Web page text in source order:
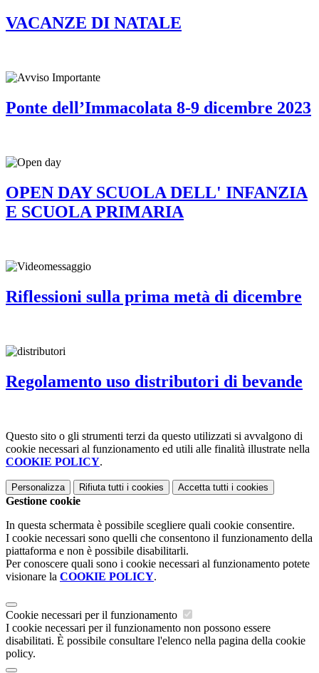
VACANZE DI NATALE
Ponte dell’Immacolata 8-9 dicembre 2023
OPEN DAY SCUOLA DELL' INFANZIA
E SCUOLA PRIMARIA
Riflessioni sulla prima metà di dicembre
Regolamento uso distributori di bevande
Questo sito o gli strumenti terzi da questo utilizzati si avvalgono di
cookie necessari al funzionamento ed utili alle finalità illustrate nella
COOKIE POLICY.
Personalizza Rifiuta tutti i cookies Accetta tutti i cookies
Gestione cookie
In questa schermata è possibile scegliere quali cookie consentire.
I cookie necessari sono quelli che consentono il funzionamento della
piattaforma e non è possibile disabilitarli.
Per conoscere quali sono i cookie necessari al funzionamento potete
visionare la COOKIE POLICY.
Cookie necessari per il funzionamento
I cookie necessari per il funzionamento non possono essere
disabilitati. È possibile consultare l'elenco nella pagina della cookie
policy.